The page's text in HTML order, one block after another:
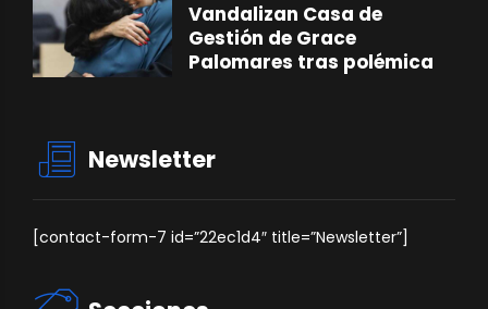
Vandalizan Casa de
Gestión de Grace
Palomares tras polémica
Newsletter
[contact-form-7 id=”22ec1d4″ title=”Newsletter”]